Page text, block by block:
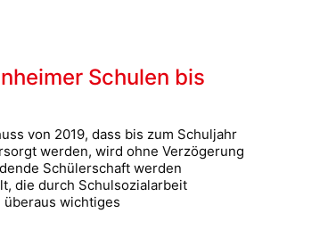
Schulen bis
von 2019, dass bis zum Schuljahr
werden, wird ohne Verzögerung
Schülerschaft werden
die durch Schulsozialarbeit
wichtiges